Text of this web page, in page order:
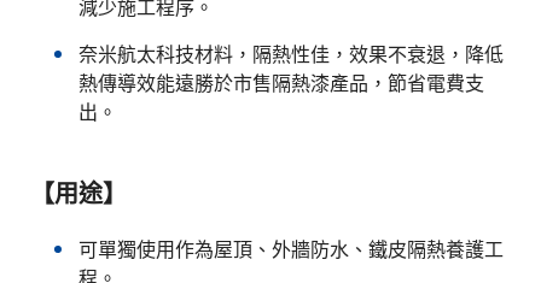
減少施工程序。
奈米航太科技材料，隔熱性佳，效果不衰退，降低
熱傳導效能遠勝於市售隔熱漆產品，節省電費支
出。
【用途】
可單獨使用作為屋頂、外牆防水、鐵皮隔熱養護工
程。